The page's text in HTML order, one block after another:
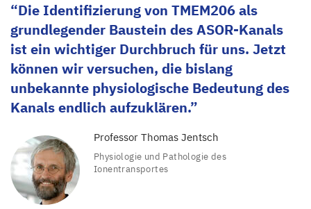
Die Identifizierung von TMEM206als
grundlegender Baustein des ASOR-Kanals
ist ein wichtiger Durchbruch für uns. Jetzt
können wir versuchen, die bislang
unbekannte physiologische Bedeutung des
Kanals endlich aufzuklären.
Professor Thomas Jentsch
Physiologie und Pathologie des
Ionentransportes